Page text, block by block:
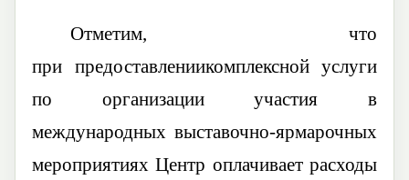
Отметим, что
при предоставлениикомплексной услуги
по организации участия в
международных выставочно-ярмарочных
мероприятиях Центр оплачивает расходы